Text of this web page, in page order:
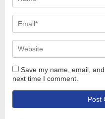
Save my name, email,
next time I comment.